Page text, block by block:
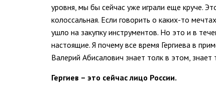
уровня, мы бы сейчас уже играли еще круче.
колоссальная. Если говорить о каких-то
ушло на закупку инструментов. Но это и в
настоящие. Я почему все время Гергиева в
Валерий Абисалович знает толк в этом,
Гергиев – это сейчас лицо России.